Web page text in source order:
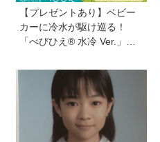
【プレゼントあり】ベビー
カーに冷水が駆け巡る！
「べびひえ® 水冷 Ver.」で
かけをサポート